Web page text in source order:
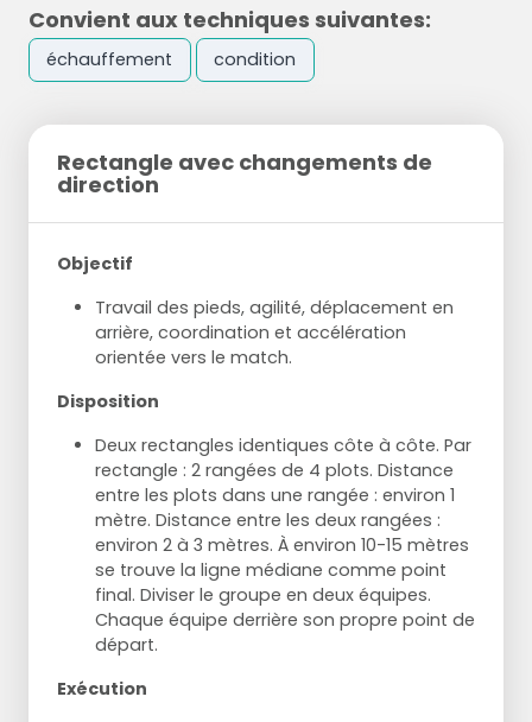
Convient aux techniques suivantes:
échauffement condition
Rectangle avec changements de
direction
Objectif
Travail des pieds, agilité, déplacement en
arrière, coordination et accélération
orientée vers le match.
Disposition
Deux rectangles identiques côte à côte. Par
rectangle : 2 rangées de 4 plots. Distance
entre les plots dans une rangée : environ 1
mètre. Distance entre les deux rangées :
environ 2 à 3 mètres. À environ 10-15 mètres
se trouve la ligne médiane comme point
final. Diviser le groupe en deux équipes.
Chaque équipe derrière son propre point de
départ.
Exécution